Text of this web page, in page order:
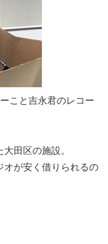
こと吉永君のレコー
田区の施設。
オが安く借りられるの